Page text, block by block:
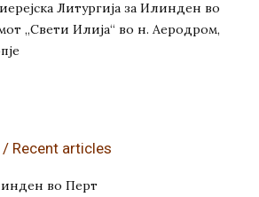
Литургија за Илинден во
„Свети Илија“ во н. Аеродром,
Recent articles
во Перт